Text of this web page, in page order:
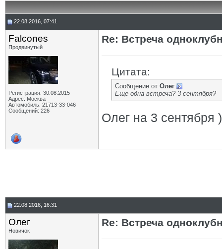
22.08.2016, 07:41
Falcones
Продвинутый
Регистрация: 30.08.2015
Адрес: Москва
Автомобиль: 21713-33-046
Сообщений: 226
Re: Встреча
Цитата:
Сообщение от Олег
Еще одна встреча? 3 сентября?
Олег на 3 сентября
22.08.2016, 16:31
Олег
Новичок
Re: Встреча